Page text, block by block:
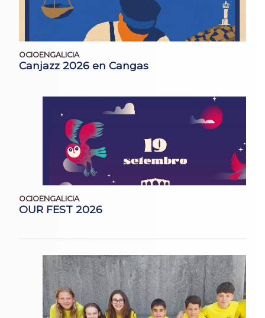
OCIOENGALICIA
Canjazz 2026 en Cangas
OCIOENGALICIA
OUR FEST 2026